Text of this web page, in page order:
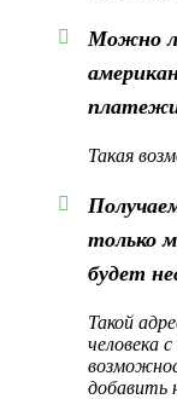
Можно
Такая
только
будет
Такой
человека
добавить